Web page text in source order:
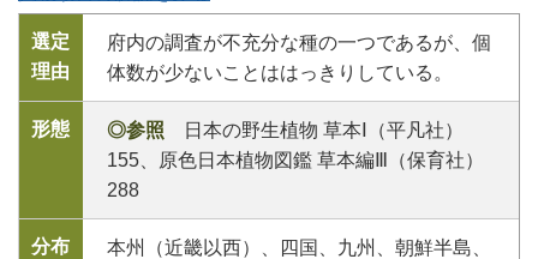
選定
理由
府内の調査が不充分な種の一つであるが、個
体数が少ないことははっきりしている。
形態 ◎参照 日本の野生植物 草本Ⅰ（平凡社）
155、原色日本植物図鑑 草本編Ⅲ（保育社）
288
分布
本州（近畿以西）、四国、九州、朝鮮半島、